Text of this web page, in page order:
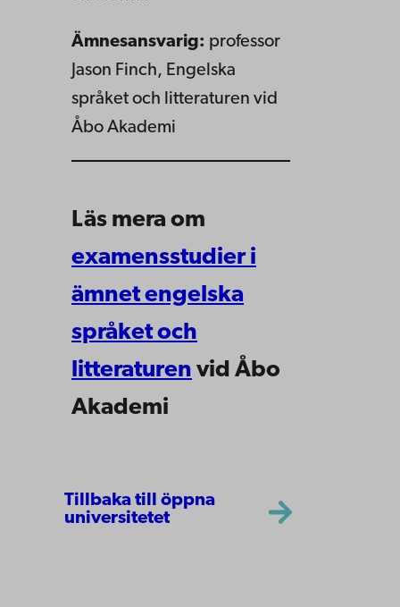
Ämnesansvarig: professor
Jason Finch, Engelska
språket och litteraturen vid
Åbo Akademi
Läs mera om
examensstudier i
ämnet engelska
språket och
litteraturen vid Åbo
Akademi
Tillbaka till öppna
universitetet